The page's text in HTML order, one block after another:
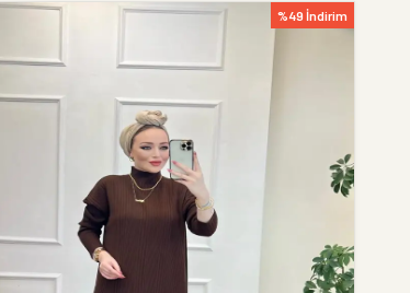
%49 İndirim